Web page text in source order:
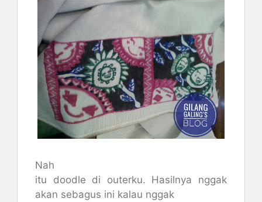
Nah
itu doodle di outerku. Hasilnya nggak
akan sebagus ini kalau nggak